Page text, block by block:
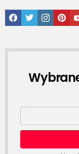
Facebook
TwitterInstagram
NEWSLETTER
Email